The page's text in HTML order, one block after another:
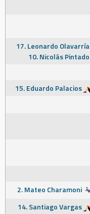
17. Leonardo Olavarría
10. Nicolás Pintado
15. Eduardo Palacios
2. Mateo Charamoni
14. Santiago Vargas